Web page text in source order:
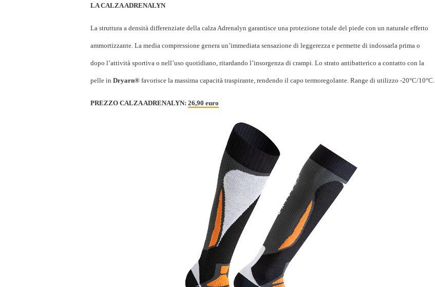
LA CALZA ADRENALYN
La struttura a densità differenziate della calza Adrenalyn garantisce una protezione totale del piede con un naturale effetto
ammortizzante. La media compressione genera un’immediata sensazione di leggerezza e permette di indossarla prima o
dopo l’attività sportiva o nell’uso quotidiano, ritardando l’insorgenza di crampi. Lo strato antibatterico a contatto con la
pelle in Dryarn® favorisce la massima capacità traspirante, rendendo il capo termoregolante. Range di utilizzo -20°C/10°C.
PREZZO CALZA ADRENALYN: 26,90 euro